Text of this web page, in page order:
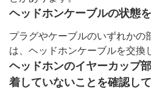
ヘッドホンケーブルの状態
プラグやケーブルのいずれかの
は、ヘッドホンケーブルを交換
ヘッドホンのイヤーカップ
着していないことを確認して